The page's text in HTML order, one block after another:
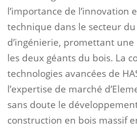
l’importance de l’innovation
technique dans le secteur
d’ingénierie, promettant
les deux géants du bois. La
technologies avancées de
l’expertise de marché
sans doute le
construction en bois massif